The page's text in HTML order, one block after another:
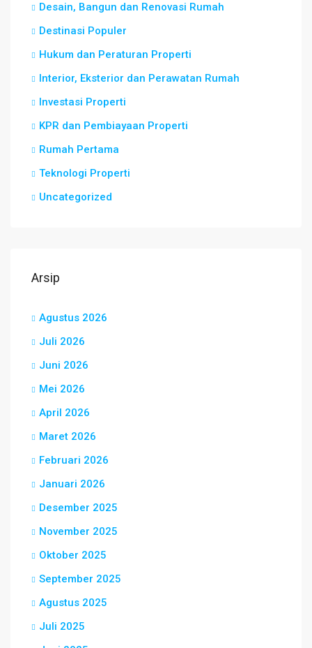
Desain, Bangun dan Renovasi Rumah
Destinasi Populer
Hukum dan Peraturan Properti
Interior, Eksterior dan Perawatan Rumah
Investasi Properti
KPR dan Pembiayaan Properti
Rumah Pertama
Teknologi Properti
Uncategorized
Arsip
Agustus 2026
Juli 2026
Juni 2026
Mei 2026
April 2026
Maret 2026
Februari 2026
Januari 2026
Desember 2025
November 2025
Oktober 2025
September 2025
Agustus 2025
Juli 2025